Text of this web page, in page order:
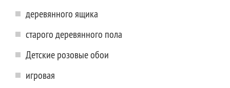
деревянного ящика
старого деревянного пола
Детские розовые обои
игровая